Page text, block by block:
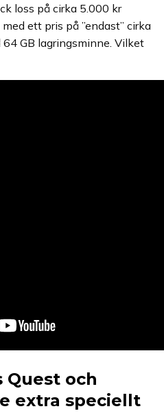
loss på cirka 5.000 kr
ett pris på ”endast” cirka
GB lagringsminne. Vilket
Quest och
extra speciellt